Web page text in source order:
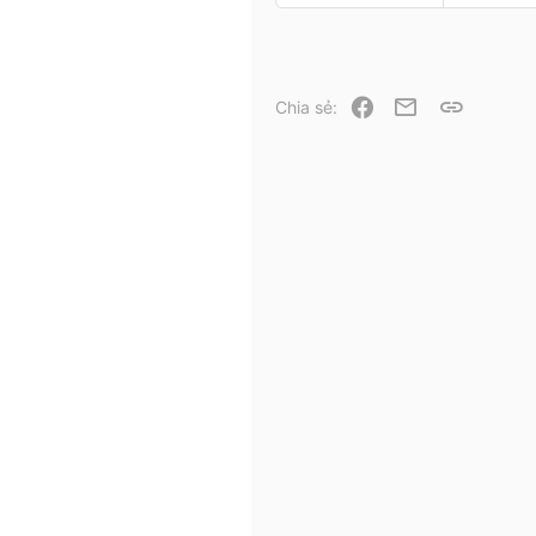
Chia sẻ: Facebook
Email Link